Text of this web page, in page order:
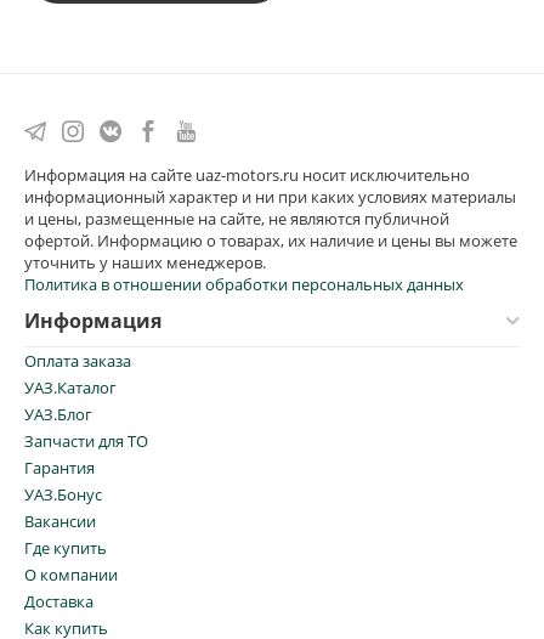
Информация на сайте uaz-motors.ru носит исключительно
информационный характер и ни при каких условиях материалы
и цены, размещенные на сайте, не являются публичной
офертой. Информацию о товарах, их наличие и цены вы можете
уточнить у наших менеджеров.
Политика в отношении обработки персональных данных
Информация
Оплата заказа
УАЗ.Каталог
УАЗ.Блог
Запчасти для ТО
Гарантия
УАЗ.Бонус
Вакансии
Где купить
О компании
Доставка
Как купить